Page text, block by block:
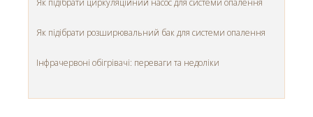
Як підібрати циркуляційний насос для системи опалення
Як підібрати розширювальний бак для системи опалення
Інфрачервоні обігрівачі: переваги та недоліки